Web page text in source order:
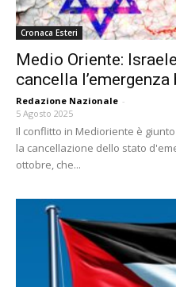
Cronaca Esteri
Medio Oriente:
cancella
Redazione Nazionale -
5 Agosto 2025
Il conflitto in Medioriente è
la cancellazione dello stato
ottobre, che...